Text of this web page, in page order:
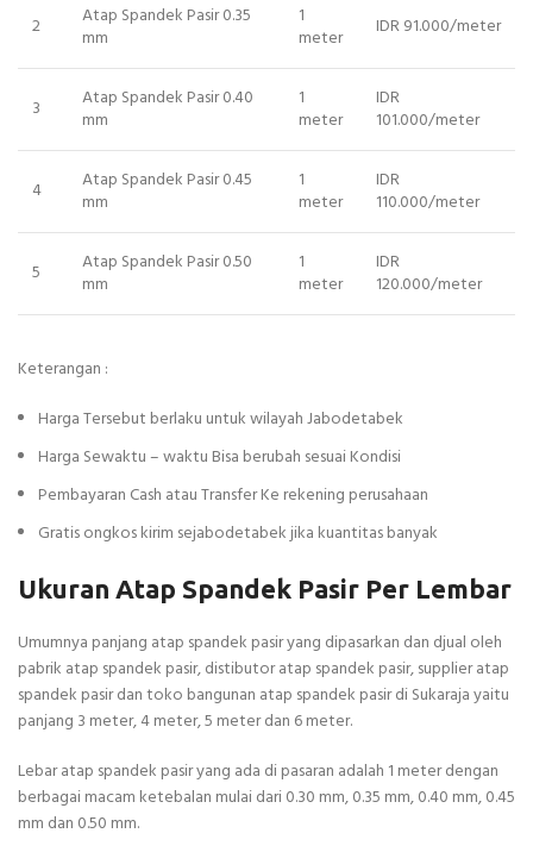
2
Atap Spandek Pasir 0.35
mm
1
meter
IDR 91.000/meter
3
Atap Spandek Pasir 0.40
mm
1
meter
IDR
101.000/meter
4
Atap Spandek Pasir 0.45
mm
1
meter
IDR
110.000/meter
5
Atap Spandek Pasir 0.50
mm
1
meter
IDR
120.000/meter
Keterangan :
Harga Tersebut berlaku untuk wilayah Jabodetabek
Harga Sewaktu – waktu Bisa berubah sesuai Kondisi
Pembayaran Cash atau Transfer Ke rekening perusahaan
Gratis ongkos kirim sejabodetabek jika kuantitas banyak
Ukuran Atap Spandek Pasir Per Lembar
Umumnya panjang atap spandek pasir yang dipasarkan dan djual oleh
pabrik atap spandek pasir, distibutor atap spandek pasir, supplier atap
spandek pasir dan toko bangunan atap spandek pasir di Sukaraja yaitu
panjang 3 meter, 4 meter, 5 meter dan 6 meter.
Lebar atap spandek pasir yang ada di pasaran adalah 1 meter dengan
berbagai macam ketebalan mulai dari 0.30 mm, 0.35 mm, 0.40 mm, 0.45
mm dan 0.50 mm.